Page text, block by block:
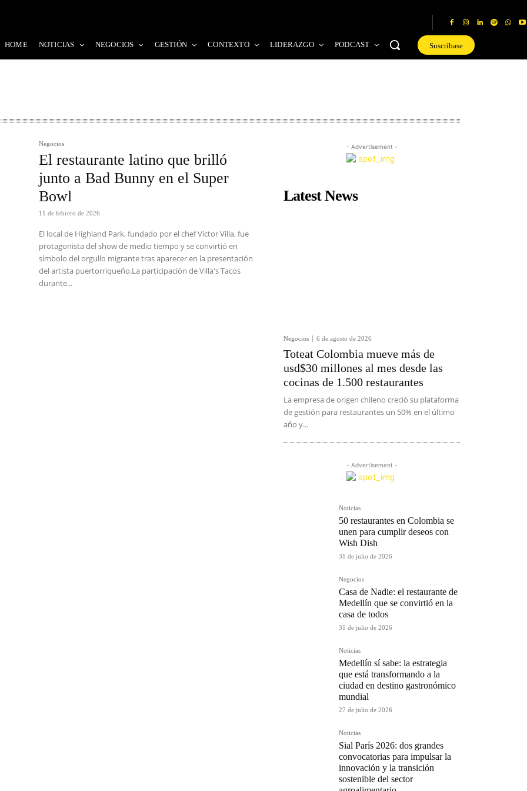
HOME NOTICIAS NEGOCIOS GESTIÓN CONTEXTO LIDERAZGO PODCAST Suscríbase
Negocios
El restaurante latino que brilló
junto a Bad Bunny en el Super
Bowl
11 de febrero de 2026
El local de Highland Park, fundado por el chef Víctor Villa, fue
protagonista del show de medio tiempo y se convirtió en
símbolo del orgullo migrante tras aparecer en la presentación
del artista puertorriqueño.La participación de Villa's Tacos
durante...
- Advertisement -
Latest News
Negocios 6 de agosto de 2026
Toteat Colombia mueve más de
usd$30 millones al mes desde las
cocinas de 1.500 restaurantes
La empresa de origen chileno creció su plataforma
de gestión para restaurantes un 50% en el último
año y...
- Advertisement -
Noticias
50 restaurantes en Colombia se
unen para cumplir deseos con
Wish Dish
31 de julio de 2026
Negocios
Casa de Nadie: el restaurante de
Medellín que se convirtió en la
casa de todos
31 de julio de 2026
Noticias
Medellín sí sabe: la estrategia
que está transformando a la
ciudad en destino gastronómico
mundial
27 de julio de 2026
Noticias
Sial París 2026: dos grandes
convocatorias para impulsar la
innovación y la transición
sostenible del sector